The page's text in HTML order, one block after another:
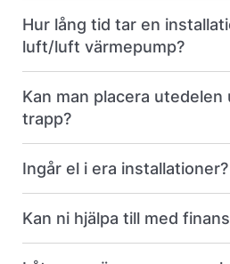
Hur lång tid tar en
luft/luft värmepump?
Kan man placera utedelen
trapp?
Ingår el i era installationer?
Kan ni hjälpa till med